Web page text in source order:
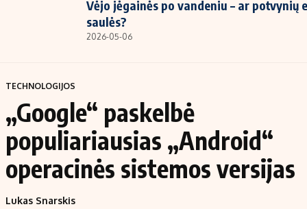
Vėjo jėgainės po vandeniu – ar
saulės?
2026-05-06
TECHNOLOGIJOS
„Google“ paskelbė
populiariausias „Android“
operacinės sistemos versijas
Lukas Snarskis